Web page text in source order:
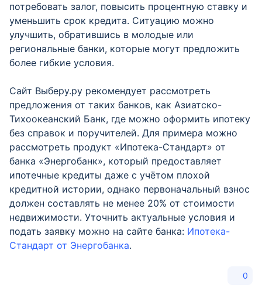
потребовать залог, повысить процентную ставку и
уменьшить срок кредита. Ситуацию можно
улучшить, обратившись в молодые или
региональные банки, которые могут предложить
более гибкие условия.
Сайт Выберу.ру рекомендует рассмотреть
предложения от таких банков, как Азиатско-
Тихоокеанский Банк, где можно оформить ипотеку
без справок и поручителей. Для примера можно
рассмотреть продукт «Ипотека-Стандарт» от
банка «Энергобанк», который предоставляет
ипотечные кредиты даже с учётом плохой
кредитной истории, однако первоначальный взнос
должен составлять не менее 20% от стоимости
недвижимости. Уточнить актуальные условия и
подать заявку можно на сайте банка: Ипотека-
Стандарт от Энергобанка.
0